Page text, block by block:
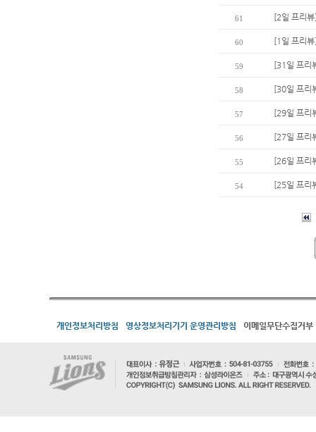
61 [2일 프리
60 [1일 프리
59 [31일 프리
58 [30일 프리
57 [29일 프리
56 [27일 프리
55 [26일 프리
54 [25일 프리
개인정보처리방침 영상정보처리기기 운영관리방침 이메일무단수집거부